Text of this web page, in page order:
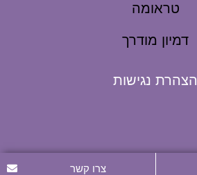
טראומה
דמיון מודרך
הצהרת נגישות
צרו קשר